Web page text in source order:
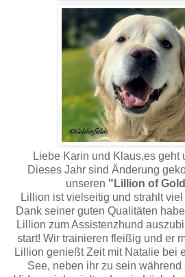
Liebe Karin und Klaus,es geht
Dieses Jahr sind Änderung
unseren "Lillion of
Lillion ist vielseitig und strahlt
Dank seiner guten Qualitäten
Lillion zum Assistenzhund
start! Wir trainieren fleißig und er
Lillion genießt Zeit mit Natalie bei
See, neben ihr zu sein